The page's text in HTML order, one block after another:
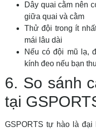
Dây quai cằm nên
giữa quai và cằm
Thử đội trong ít
mái lâu dài
Nếu có đội mũ lạ,
kính đeo nếu bạn
6. So sánh
tại
GSPORTS tự hào là đại